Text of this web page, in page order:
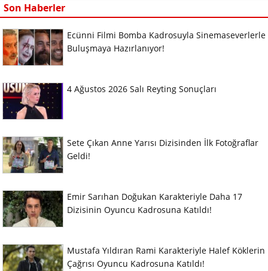
Son Haberler
Ecünni Filmi Bomba Kadrosuyla Sinemaseverlerle
Buluşmaya Hazırlanıyor!
4 Ağustos 2026 Salı Reyting Sonuçları
Sete Çıkan Anne Yarısı Dizisinden İlk Fotoğraflar
Geldi!
Emir Sarıhan Doğukan Karakteriyle Daha 17
Dizisinin Oyuncu Kadrosuna Katıldı!
Mustafa Yıldıran Rami Karakteriyle Halef Köklerin
Çağrısı Oyuncu Kadrosuna Katıldı!